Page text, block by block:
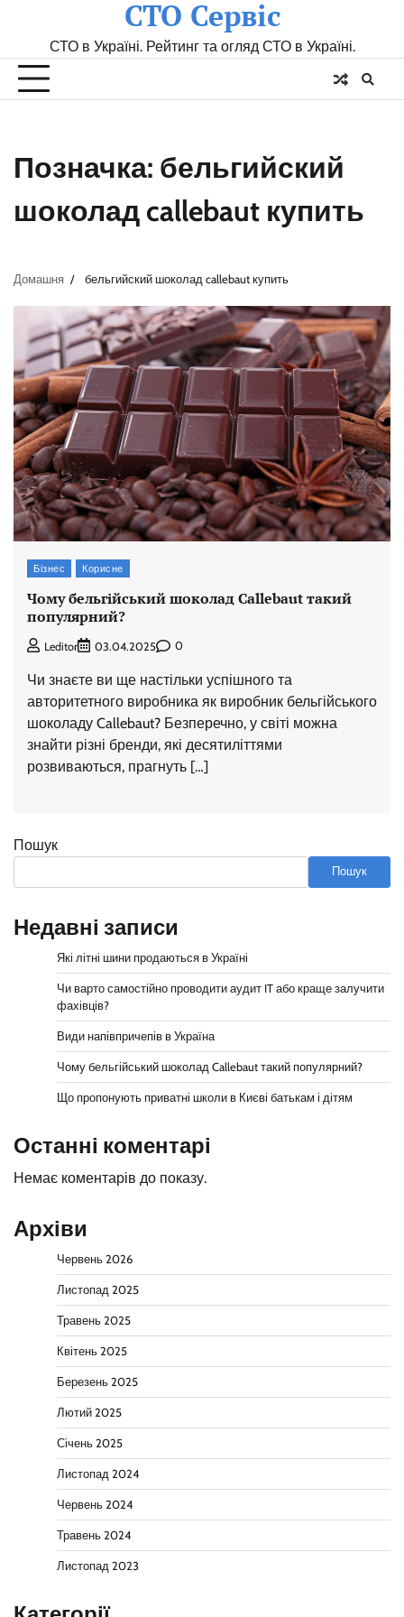
СТО Сервіс
СТО в Україні. Рейтинг та огляд СТО в Україні.
Позначка: бельгийский
шоколад callebaut купить
Домашня бельгийский шоколад callebaut купить
Бізнес Корисне
Чому бельгійський шоколад Callebaut такий
популярний?
Leditor 03.04.2025 0
Чи знаєте ви ще настільки успішного та
авторитетного виробника як виробник бельгійського
шоколаду Callebaut? Безперечно, у світі можна
знайти різні бренди, які десятиліттями
розвиваються, прагнуть […]
Пошук
Пошук
Недавні записи
Які літні шини продаються в Україні
Чи варто самостійно проводити аудит IT або краще залучити
фахівців?
Види напівпричепів в Україна
Чому бельгійський шоколад Callebaut такий популярний?
Що пропонують приватні школи в Києві батькам і дітям
Останні коментарі
Немає коментарів до показу.
Архіви
Червень 2026
Листопад 2025
Травень 2025
Квітень 2025
Березень 2025
Лютий 2025
Січень 2025
Листопад 2024
Червень 2024
Травень 2024
Листопад 2023